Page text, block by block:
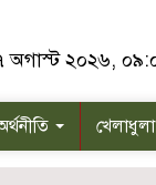
অগাস্ট ২০২৬,
খেলাধুলা